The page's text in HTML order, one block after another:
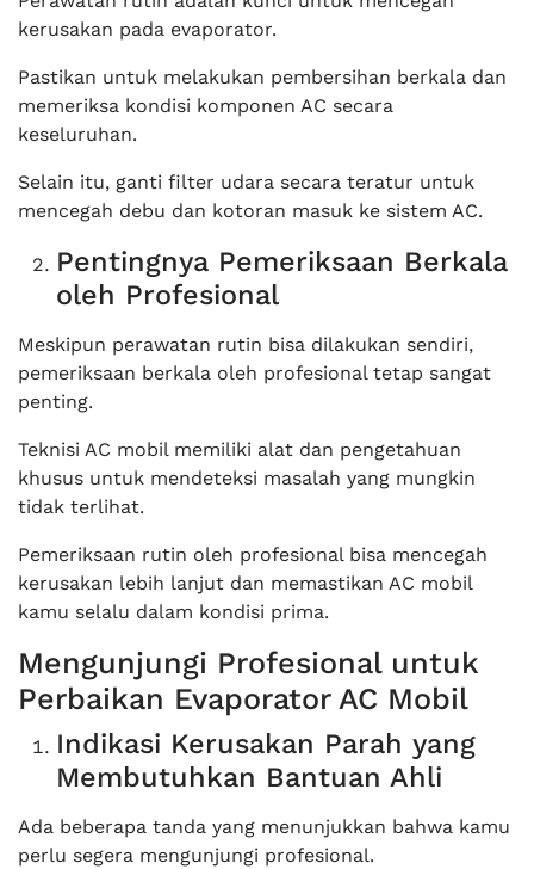
kerusakan pada evaporator.
Pastikan untuk melakukan pembersihan berkala dan
memeriksa kondisi komponen AC secara
keseluruhan.
Selain itu, ganti filter udara secara teratur untuk
mencegah debu dan kotoran masuk ke sistem AC.
Pentingnya Pemeriksaan Berkala
oleh Profesional
Meskipun perawatan rutin bisa dilakukan sendiri,
pemeriksaan berkala oleh profesional tetap sangat
penting.
Teknisi AC mobil memiliki alat dan pengetahuan
khusus untuk mendeteksi masalah yang mungkin
tidak terlihat.
Pemeriksaan rutin oleh profesional bisa mencegah
kerusakan lebih lanjut dan memastikan AC mobil
kamu selalu dalam kondisi prima.
Mengunjungi Profesional untuk
Perbaikan Evaporator AC Mobil
Indikasi Kerusakan Parah yang
Membutuhkan Bantuan Ahli
Ada beberapa tanda yang menunjukkan bahwa kamu
perlu segera mengunjungi profesional.